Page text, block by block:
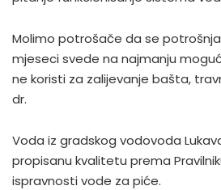
Molimo potrošače da se
mjeseci svede na najmanju
ne koristi za zalijevanje bašta,
dr.
Voda iz gradskog vodovoda
propisanu kvalitetu prema
ispravnosti vode za piće.